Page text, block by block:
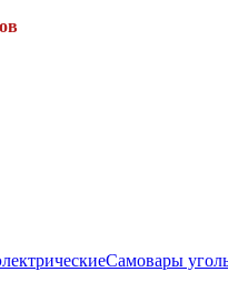
Самовары